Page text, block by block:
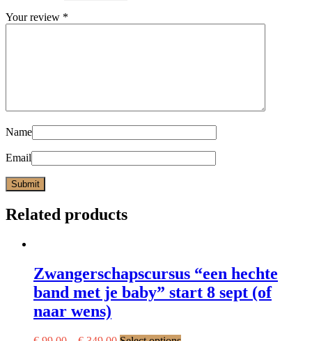
Your review *
Name
Email
Related products
Zwangerschapscursus “een hechte
band met je baby” start 8 sept (of
naar wens)